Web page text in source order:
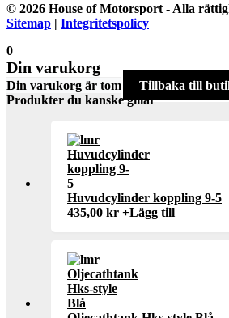
© 2026 House of Motorsport - Alla
Sitemap | Integritetspolicy
0
Din varukorg
Din varukorg är tom
Tillbaka till
Produkter du kanske gillar
Huvudcylinder koppling 9-5
435,00 kr +Lägg till